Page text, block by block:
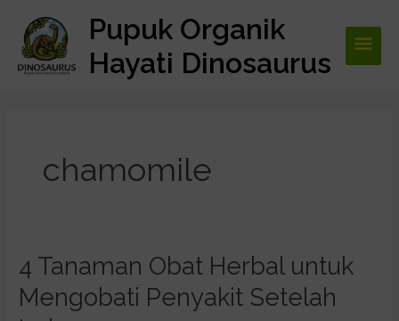
konten
Pupuk Organik
Hayati Dinosaurus
chamomile
4 Tanaman Obat Herbal untuk
Mengobati Penyakit Setelah
Tanaman
Obat